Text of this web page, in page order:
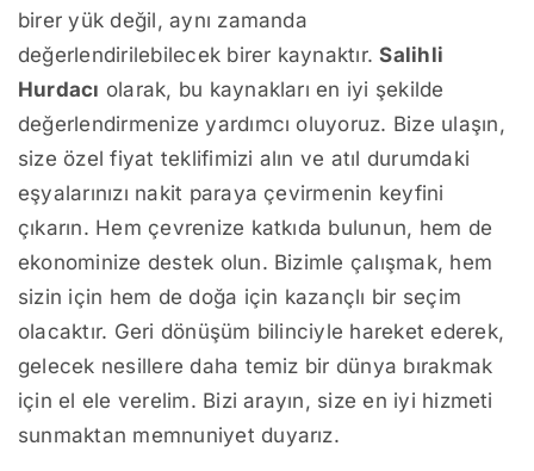
birer yük değil, aynı zamanda
değerlendirilebilecek birer kaynaktır.Salihli
Hurdacı olarak, bu kaynakları en iyi şekilde
değerlendirmenize yardımcı oluyoruz. Bize ulaşın,
size özel fiyat teklifimizi alın ve atıl durumdaki
eşyalarınızı nakit paraya çevirmenin keyfini
çıkarın. Hem çevrenize katkıda bulunun, hem de
ekonominize destek olun. Bizimle çalışmak, hem
sizin için hem de doğa için kazançlı bir seçim
olacaktır. Geri dönüşüm bilinciyle hareket ederek,
gelecek nesillere daha temiz bir dünya bırakmak
için el ele verelim. Bizi arayın, size en iyi hizmeti
sunmaktan memnuniyet duyarız.